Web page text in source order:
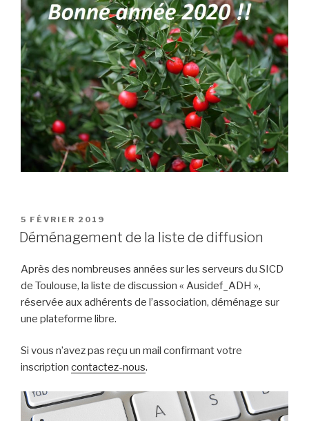
PUBLIÉ
LE
5 FÉVRIER 2019
Déménagement de la liste de diffusion
Après des nombreuses années sur les serveurs du SICD
de Toulouse, la liste de discussion « Ausidef_ADH »,
réservée aux adhérents de l’association, déménage sur
une plateforme libre.
Si vous n’avez pas reçu un mail confirmant votre
inscription contactez-nous.